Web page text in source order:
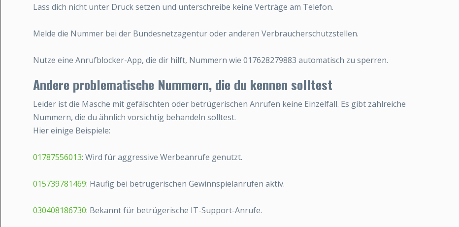
Lass dich nicht unter Druck setzen und unterschreibe keine Verträge am Telefon.
Melde die Nummer bei der Bundesnetzagentur oder anderen Verbraucherschutzstellen.
Nutze eine Anrufblocker-App, die dir hilft, Nummern wie 017628279883 automatisch zu sperren.
Andere problematische Nummern, die du kennen solltest
Leider ist die Masche mit gefälschten oder betrügerischen Anrufen keine Einzelfall. Es gibt zahlreiche
Nummern, die du ähnlich vorsichtig behandeln solltest.
Hier einige Beispiele:
01787556013: Wird für aggressive Werbeanrufe genutzt.
015739781469: Häufig bei betrügerischen Gewinnspielanrufen aktiv.
030408186730: Bekannt für betrügerische IT-Support-Anrufe.